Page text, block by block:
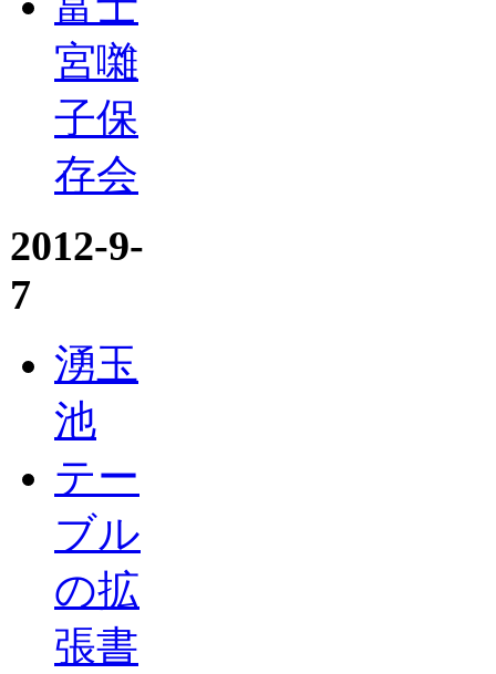
宮囃
子保
存会
2012-9-
7
湧玉
池
テー
ブル
の拡
張書